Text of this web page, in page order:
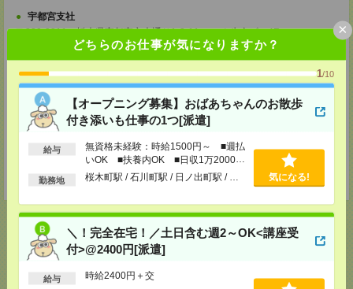
どちらのお仕事が気になりますか？
1/10
【オープニング募集】おばあちゃんのお散歩
付き添いも仕事の1つ[派遣]
給与
無資格未経験：時給1500円～ ■週払
いOK ■扶養内OK ■日収1万2000円
以上
勤務地 桜木町駅 / 石川町駅 / 日ノ出町駅 / … 気になる!
＼！完全在宅！／土日含む週2～OK<講座受
付>@2400円[派遣]
給与 時給2400円＋交
×
宇都宮支社
〒320-0811 栃木県宇都宮市大通り1-2-11 フコク生命ビル4F
TEL：0120-921-871
受付可能日時：9:30-19:00 ※電話受付時間⇒9:30-21:00
高崎支社
埼玉県さいたま市大宮区仲町2-23-2 大宮仲町センタービル3F（さいたま
支社内）
TEL：0120-921-871
MAIL：worker@nissonet.co.jp
担当：採用担当者
受付可能日時：9:30-19:00 ※電話受付時間⇒9:30-21:00